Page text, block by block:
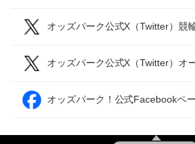
オッズパーク公式X（Twitter）競
オッズパーク公式X（Twitter）オ
オッズパーク！公式Facebookペ